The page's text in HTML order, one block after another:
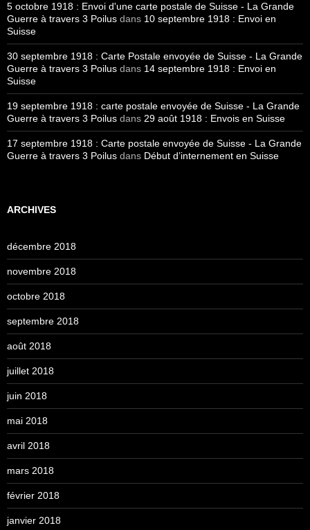
5 octobre 1918 : Envoi d'une carte postale de Suisse - La Grande
Guerre à travers 3 Poilus dans 10 septembre 1918 : Envoi en
Suisse
30 septembre 1918 : Carte Postale envoyée de Suisse - La Grande
Guerre à travers 3 Poilus dans 14 septembre 1918 : Envoi en
Suisse
19 septembre 1918 : carte postale envoyée de Suisse - La Grande
Guerre à travers 3 Poilus dans 29 août 1918 : Envois en Suisse
17 septembre 1918 : Carte postale envoyée de Suisse - La Grande
Guerre à travers 3 Poilus dans Début d’internement en Suisse
ARCHIVES
décembre 2018
novembre 2018
octobre 2018
septembre 2018
août 2018
juillet 2018
juin 2018
mai 2018
avril 2018
mars 2018
février 2018
janvier 2018